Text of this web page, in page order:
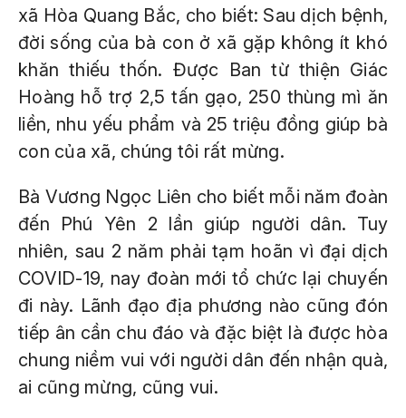
xã Hòa Quang Bắc, cho biết: Sau dịch bệnh,
đời sống của bà con ở xã gặp không ít khó
khăn thiếu thốn. Được Ban từ thiện Giác
Hoàng hỗ trợ 2,5 tấn gạo, 250 thùng mì ăn
liền, nhu yếu phẩm và 25 triệu đồng giúp bà
con của xã, chúng tôi rất mừng.
Bà Vương Ngọc Liên cho biết mỗi năm đoàn
đến Phú Yên 2 lần giúp người dân. Tuy
nhiên, sau 2 năm phải tạm hoãn vì đại dịch
COVID-19, nay đoàn mới tổ chức lại chuyến
đi này. Lãnh đạo địa phương nào cũng đón
tiếp ân cần chu đáo và đặc biệt là được hòa
chung niềm vui với người dân đến nhận quà,
ai cũng mừng, cũng vui.